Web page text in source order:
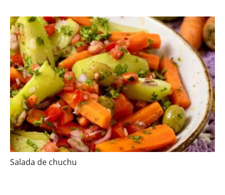
Salada de chuchu